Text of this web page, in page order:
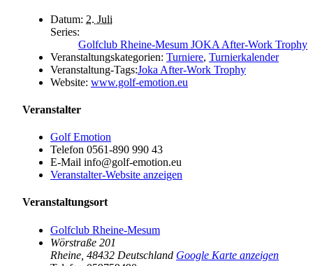
Datum: 2. Juli
Series:
Golfclub Rheine-Mesum JOKA After-Work Trophy
Veranstaltungskategorien: Turniere, Turnierkalender
Veranstaltung-Tags:Joka After-Work Trophy
Website: www.golf-emotion.eu
Veranstalter
Golf Emotion
Telefon 0561-890 990 43
E-Mail info@golf-emotion.eu
Veranstalter-Website anzeigen
Veranstaltungsort
Golfclub Rheine-Mesum
Wörstraße 201
Rheine 48432 Deutschland Google Karte anzeigen